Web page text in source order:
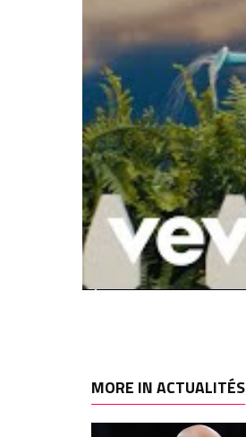
MORE IN ACTUALITÉS